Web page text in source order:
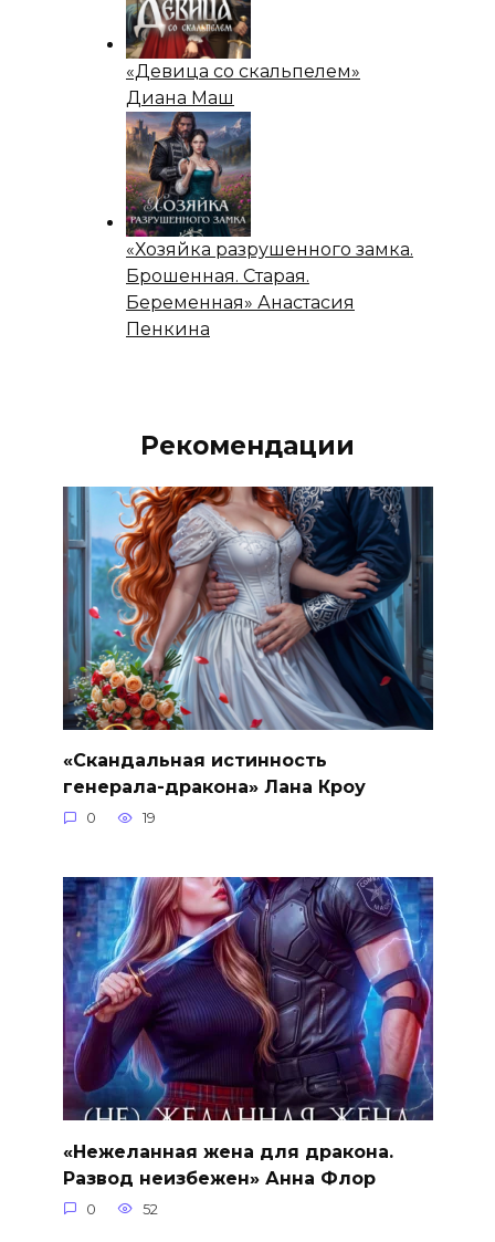
«Девица со скальпелем»
Диана Маш
«Хозяйка разрушенного замка.
Брошенная. Старая.
Беременная» Анастасия
Пенкина
Рекомендации
«Скандальная истинность
генерала-дракона» Лана Кроу
0 19
«Нежеланная жена для дракона.
Развод неизбежен» Анна Флор
0 52